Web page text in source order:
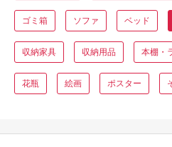
ゴミ箱 ソファ ベッド
収納家具 収納用品 本棚・
花瓶 絵画 ポスター